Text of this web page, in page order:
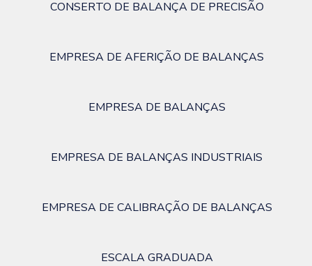
CONSERTO DE BALANÇA DE PRECISÃO
EMPRESA DE AFERIÇÃO DE BALANÇAS
EMPRESA DE BALANÇAS
EMPRESA DE BALANÇAS INDUSTRIAIS
EMPRESA DE CALIBRAÇÃO DE BALANÇAS
ESCALA GRADUADA